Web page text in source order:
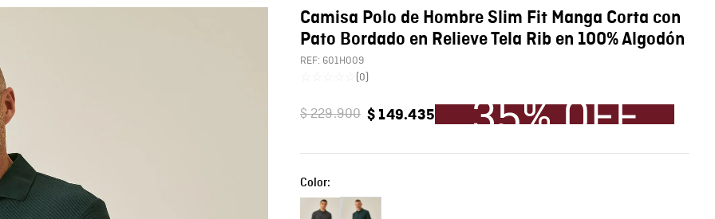
Camisa Polo de Hombre Slim Fit Manga Corta con
Pato Bordado en Relieve Tela Rib en 100% Algodón
REF: 601H009
(0)
$229.900 $ 149.435
Color: